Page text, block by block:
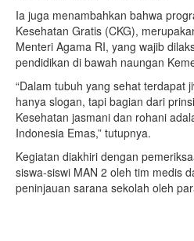
Ia juga menambahkan bahwa
Kesehatan Gratis (CKG),
Menteri Agama RI, yang wajib
pendidikan di bawah naungan
“Dalam tubuh yang sehat terdapat
hanya slogan, tapi bagian dari
Kesehatan jasmani dan rohani
Indonesia Emas,” tutupnya.
Kegiatan diakhiri dengan
siswa-siswi MAN 2 oleh tim medis
peninjauan sarana sekolah oleh